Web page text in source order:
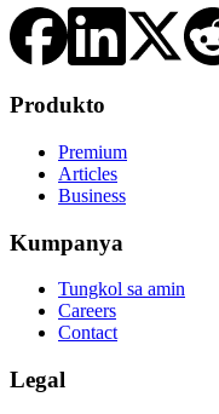
Produkto
Premium
Articles
Business
Kumpanya
Tungkol sa amin
Careers
Contact
Legal